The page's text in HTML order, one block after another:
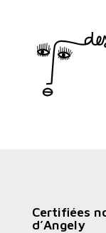
Certifiées
d’Angely